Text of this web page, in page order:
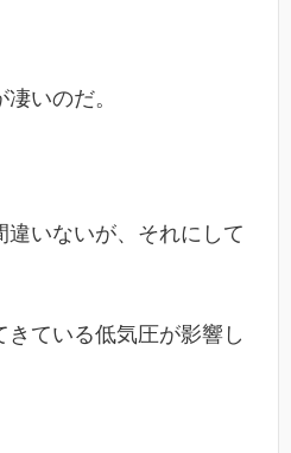
いのだ。
いないが、それにして
きている低気圧が影響し